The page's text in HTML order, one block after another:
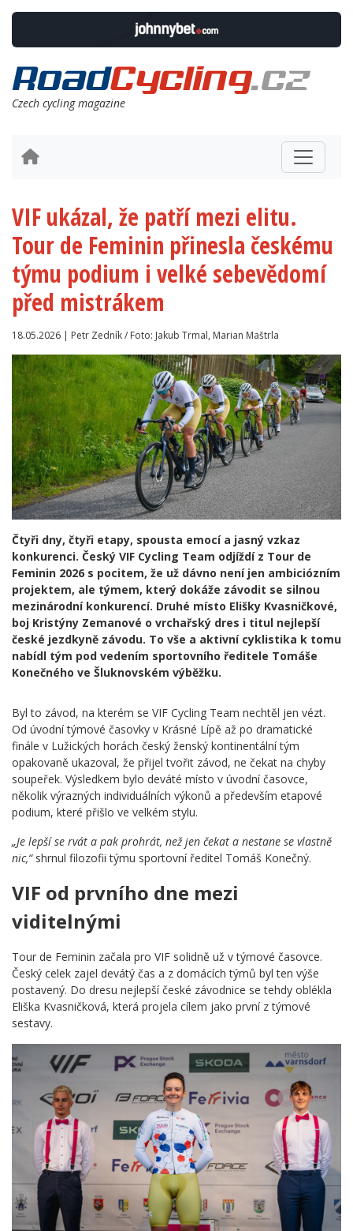
Czech cycling magazine
VIF ukázal, že patří mezi elitu.
Tour de Feminin přinesla českému
týmu podium i velké sebevědomí
před mistrákem
18.05.2026 | Petr Zedník / Foto: Jakub Trmal, Marian Maštrla
Čtyři dny, čtyři etapy, spousta emocí a jasný vzkaz
konkurenci. Český VIF Cycling Team odjíždí z Tour de
Feminin 2026 s pocitem, že už dávno není jen ambiciózním
projektem, ale týmem, který dokáže závodit se silnou
mezinárodní konkurencí. Druhé místo Elišky Kvasničkové,
boj Kristýny Zemanové o vrchařský dres i titul nejlepší
české jezdkyně závodu. To vše a aktivní cyklistika k tomu
nabídl tým pod vedením sportovního ředitele Tomáše
Konečného ve Šluknovském výběžku.
Byl to závod, na kterém se VIF Cycling Team nechtěl jen vézt.
Od úvodní týmové časovky v Krásné Lípě až po dramatické
finále v Lužických horách český ženský kontinentální tým
opakovaně ukazoval, že přijel tvořit závod, ne čekat na chyby
soupeřek. Výsledkem bylo deváté místo v úvodní časovce,
několik výrazných individuálních výkonů a především etapové
podium, které přišlo ve velkém stylu.
„Je lepší se rvát a pak prohrát, než jen čekat a nestane se vlastně
nic,“shrnul filozofii týmu sportovní ředitel Tomáš Konečný.
VIF od prvního dne mezi
viditelnými
Tour de Feminin začala pro VIF solidně už v týmové časovce.
Český celek zajel devátý čas a z domácích týmů byl ten výše
postavený. Do dresu nejlepší české závodnice se tehdy oblékla
Eliška Kvasničková, která projela cílem jako první z týmové
sestavy.